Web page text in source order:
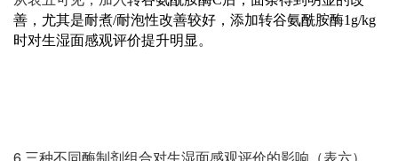
善，尤其是耐煮/耐泡性改善较好，添加转谷氨酰胺酶1g/kg
时对生湿面感观评价提升明显。